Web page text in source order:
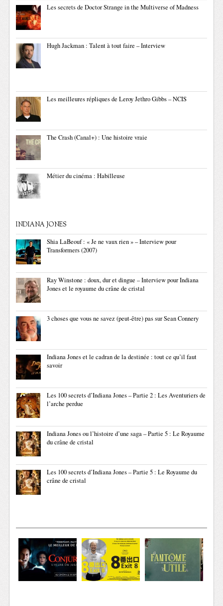
Les secrets de Doctor Strange in the Multiverse of Madness
Hugh Jackman : Talent à tout faire – Interview
Les meilleures répliques de Leroy Jethro Gibbs – NCIS
The Crash (Canal+) : Une histoire vraie
Métier du cinéma : Habilleuse
INDIANA JONES
Shia LaBeouf : « Je ne vaux rien » – Interview pour
Transformers (2007)
Ray Winstone : doux, dur et dingue – Interview pour Indiana
Jones et le royaume du crâne de cristal
3 choses que vous ne savez (peut-être) pas sur Sean Connery
Indiana Jones et le cadran de la destinée : tout ce qu’il faut
savoir
Les 100 secrets d’Indiana Jones – Partie 2 : Les Aventuriers de
l’arche perdue
Indiana Jones ou l’histoire d’une saga – Partie 5 : Le Royaume
du crâne de cristal
Les 100 secrets d’Indiana Jones – Partie 5 : Le Royaume du
crâne de cristal